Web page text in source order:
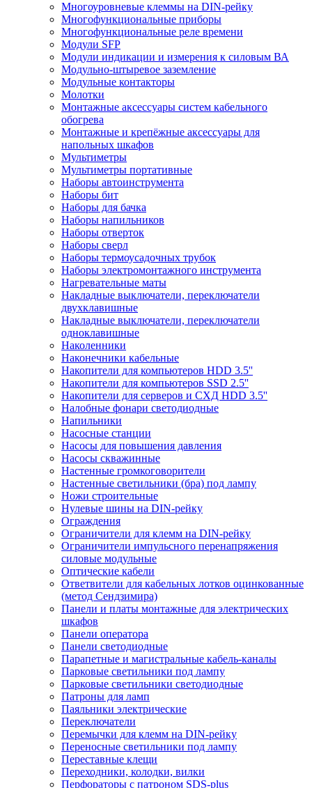
Многоуровневые клеммы на DIN-рейку
Многофункциональные приборы
Многофункциональные реле времени
Модули SFP
Модули индикации и измерения к силовым ВА
Модульно-штыревое заземление
Модульные контакторы
Молотки
Монтажные аксессуары систем кабельного
обогрева
Монтажные и крепёжные аксессуары для
напольных шкафов
Мультиметры
Мультиметры портативные
Наборы автоинструмента
Наборы бит
Наборы для бачка
Наборы напильников
Наборы отверток
Наборы сверл
Наборы термоусадочных трубок
Наборы электромонтажного инструмента
Нагревательные маты
Накладные выключатели, переключатели
двухклавишные
Накладные выключатели, переключатели
одноклавишные
Наколенники
Наконечники кабельные
Накопители для компьютеров HDD 3.5''
Накопители для компьютеров SSD 2.5''
Накопители для серверов и СХД HDD 3.5''
Налобные фонари светодиодные
Напильники
Насосные станции
Насосы для повышения давления
Насосы скважинные
Настенные громкоговорители
Настенные светильники (бра) под лампу
Ножи строительные
Нулевые шины на DIN-рейку
Ограждения
Ограничители для клемм на DIN-рейку
Ограничители импульсного перенапряжения
силовые модульные
Оптические кабели
Ответвители для кабельных лотков оцинкованные
(метод Сендзимира)
Панели и платы монтажные для электрических
шкафов
Панели оператора
Панели светодиодные
Парапетные и магистральные кабель-каналы
Парковые светильники под лампу
Парковые светильники светодиодные
Патроны для ламп
Паяльники электрические
Переключатели
Перемычки для клемм на DIN-рейку
Переносные светильники под лампу
Переставные клещи
Переходники, колодки, вилки
Перфораторы с патроном SDS-plus